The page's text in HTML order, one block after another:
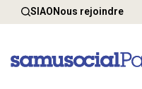
SIAONous rejoindre